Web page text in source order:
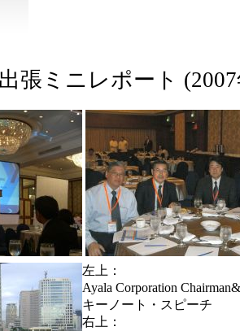
張ミニレポート
左上：
Ayala Corporation
キーノート・スピーチ
右上：